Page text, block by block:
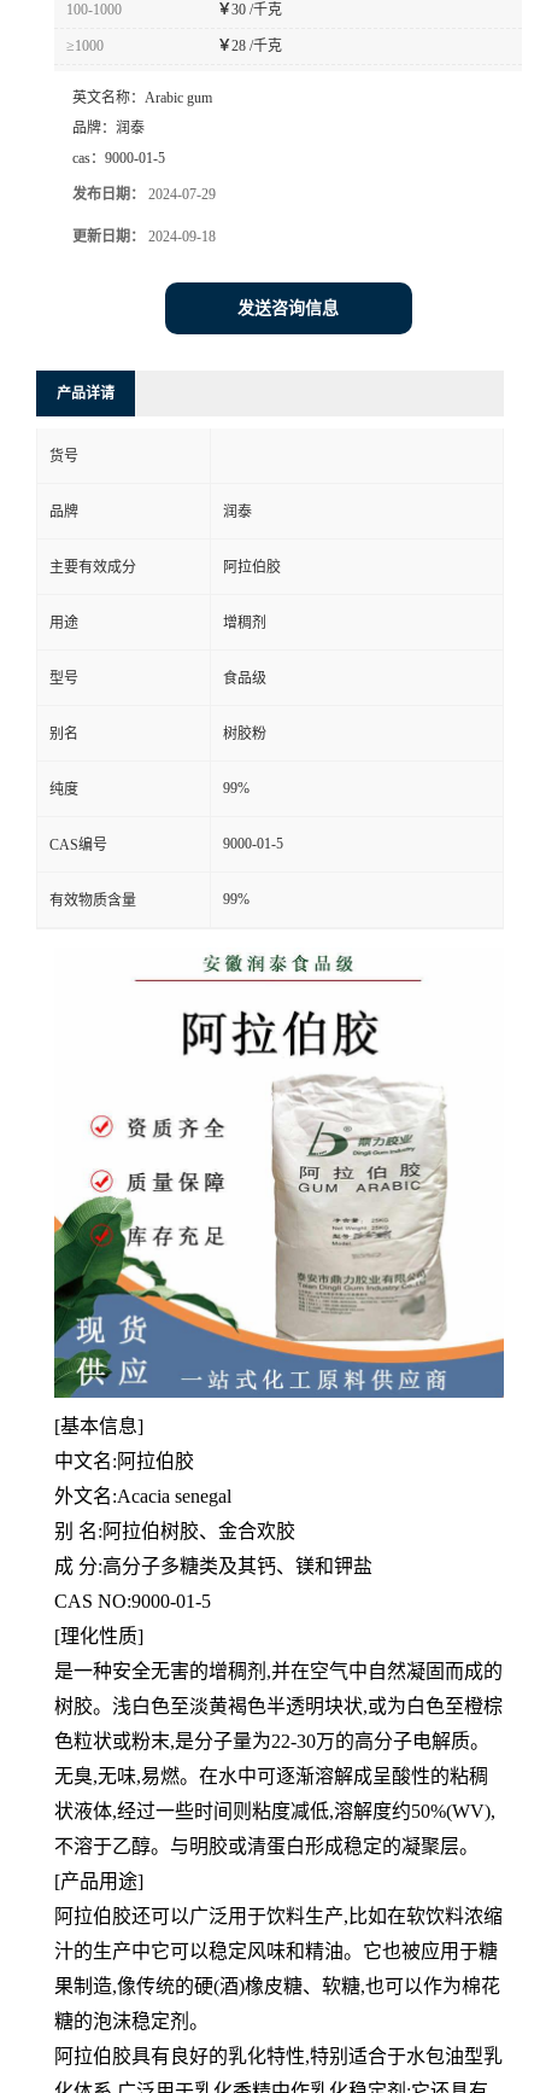
100-1000 ￥30 /千克
≥1000 ￥28 /千克
英文名称： Arabic gum
品牌： 润泰
cas： 9000-01-5
发布日期： 2024-07-29
更新日期： 2024-09-18
发送咨询信息
产品详请
货号
品牌 润泰
主要有效成分 阿拉伯胶
用途 增稠剂
型号 食品级
别名 树胶粉
纯度 99%
CAS编号 9000-01-5
有效物质含量 99%
[基本信息]
中文名:阿拉伯胶
外文名:Acacia senegal
别 名:阿拉伯树胶、金合欢胶
成 分:高分子多糖类及其钙、镁和钾盐
CAS NO:9000-01-5
[理化性质]
是一种安全无害的增稠剂,并在空气中自然凝固而成的
树胶。浅白色至淡黄褐色半透明块状,或为白色至橙棕
色粒状或粉末,是分子量为22-30万的高分子电解质。
无臭,无味,易燃。在水中可逐渐溶解成呈酸性的粘稠
状液体,经过一些时间则粘度减低,溶解度约50%(WV),
不溶于乙醇。与明胶或清蛋白形成稳定的凝聚层。
[产品用途]
阿拉伯胶还可以广泛用于饮料生产,比如在软饮料浓缩
汁的生产中它可以稳定风味和精油。它也被应用于糖
果制造,像传统的硬(酒)橡皮糖、软糖,也可以作为棉花
糖的泡沫稳定剂。
阿拉伯胶具有良好的乳化特性,特别适合于水包油型乳